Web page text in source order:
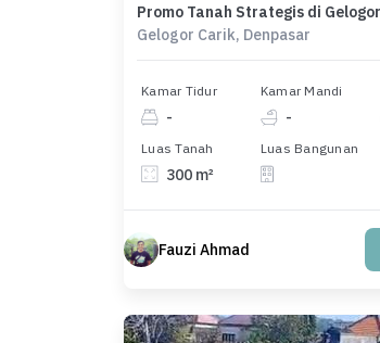
Gelogor Carik, Denpasar
Kamar Tidur
-
Kamar Mandi
-
Luas Tanah
300 m²
Luas Bangunan
Fauzi Ahmad